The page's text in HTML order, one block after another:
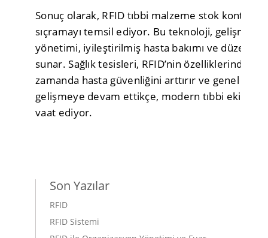
Sonuç olarak, RFID tıbbi malzeme stok kontrolü,
sıçramayı temsil ediyor. Bu teknoloji, gelişmiş
yönetimi, iyileştirilmiş hasta bakımı ve
sunar. Sağlık tesisleri, RFID’nin özelliklerinden
zamanda hasta güvenliğini arttırır ve genel
gelişmeye devam ettikçe, modern tıbbi
vaat ediyor.
Son Yazılar
RFID
RFID Sistemi